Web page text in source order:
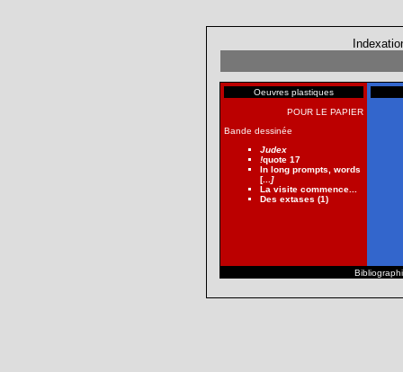
Oeuvres plastiques
POUR LE PAPIER
Bande dessinée
Judex
!quote 17
In long prompts, words
[... ]
La visite commence...
Des extases (1)